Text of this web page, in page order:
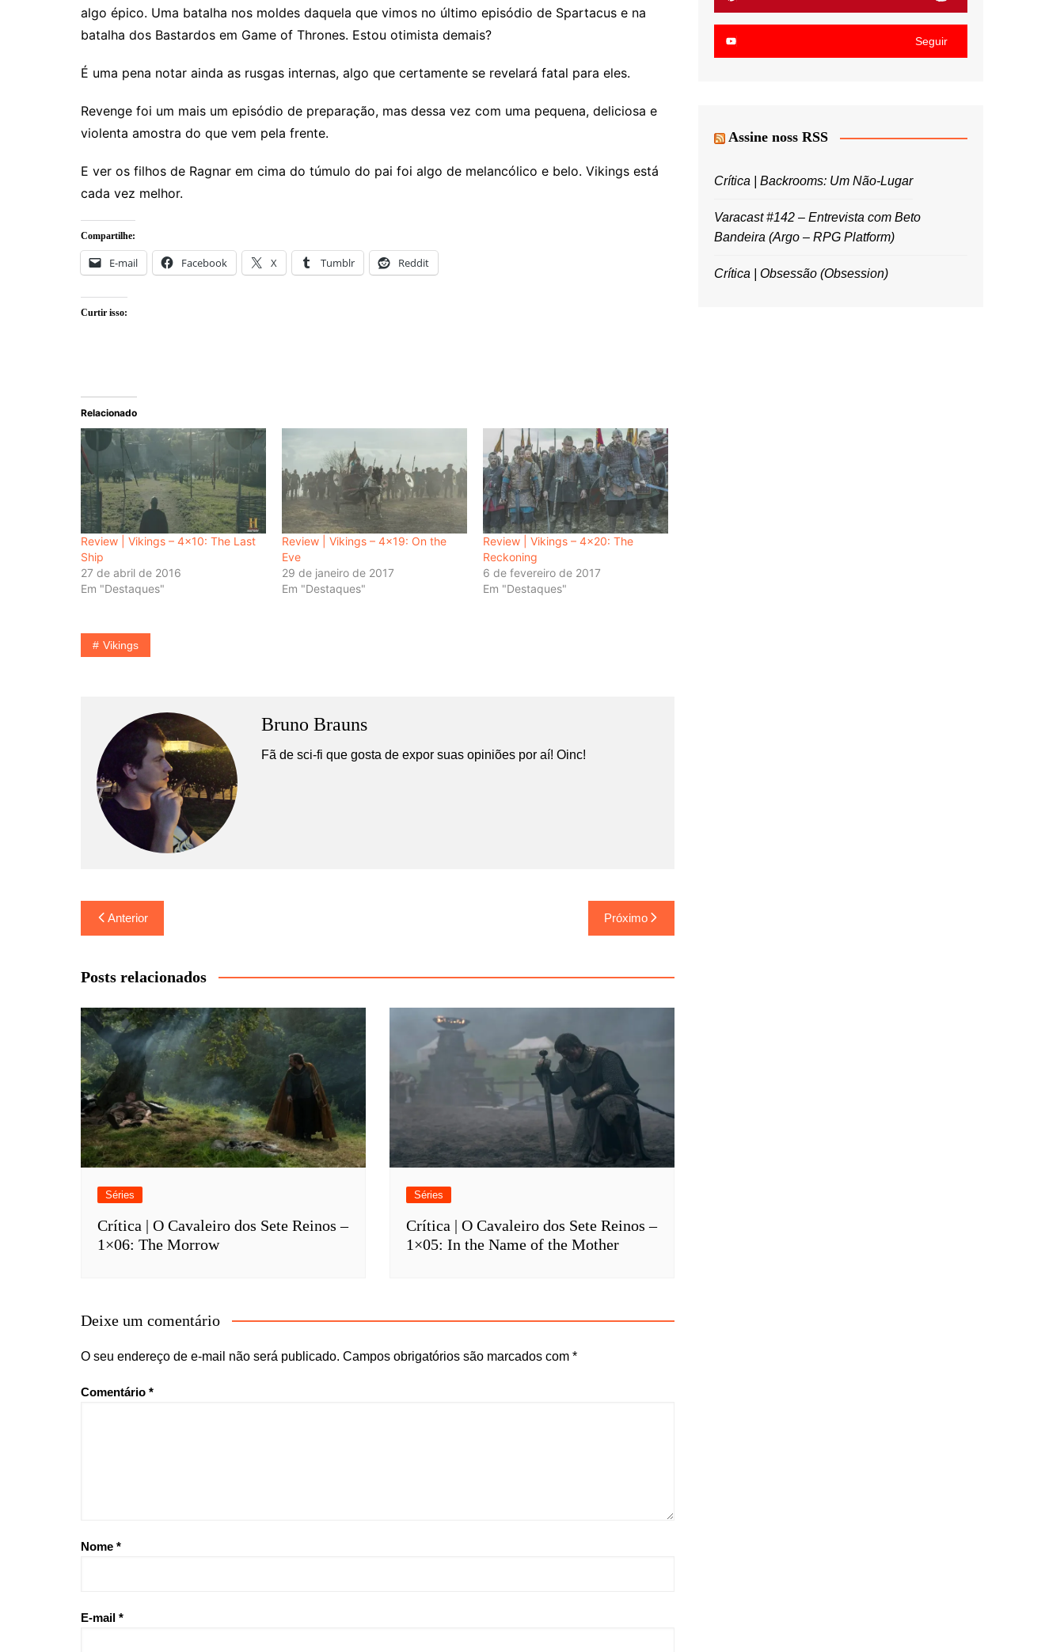
algo épico. Uma batalha nos moldes daquela que vimos no último episódio de Spartacus e na
batalha dos Bastardos em Game of Thrones. Estou otimista demais?
É uma pena notar ainda as rusgas internas, algo que certamente se revelará fatal para eles.
Revenge foi um mais um episódio de preparação, mas dessa vez com uma pequena, deliciosa e
violenta amostra do que vem pela frente.
E ver os filhos de Ragnar em cima do túmulo do pai foi algo de melancólico e belo. Vikings está
cada vez melhor.
Compartilhe:
E-mail Facebook X Tumblr Reddit
Curtir isso:
Relacionado
Review | Vikings – 4×10: The Last
Ship
27 de abril de 2016
Em "Destaques"
Review | Vikings – 4×19: On the
Eve
29 de janeiro de 2017
Em "Destaques"
Review | Vikings – 4×20: The
Reckoning
6 de fevereiro de 2017
Em "Destaques"
Vikings
Bruno Brauns
Fã de sci-fi que gosta de expor suas opiniões por aí! Oinc!
Navegação
de
Post
Anterior Próximo
Posts relacionados
Séries
Crítica | O Cavaleiro dos Sete Reinos –
1×06: The Morrow
Séries
Crítica | O Cavaleiro dos Sete Reinos –
1×05: In the Name of the Mother
Deixe um comentário
O seu endereço de e-mail não será publicado. Campos obrigatórios são marcados com *
Comentário *
Nome *
E-mail *
Seguir
Assine noss RSS
Crítica | Backrooms: Um Não-Lugar
Varacast #142 – Entrevista com Beto
Bandeira (Argo – RPG Platform)
Crítica | Obsessão (Obsession)